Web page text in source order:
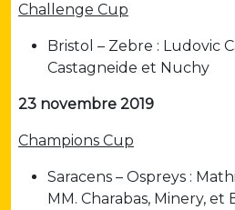
Challenge Cup
Bristol – Zebre : Ludovic
Castagneide et Nuchy
23 novembre 2019
Champions Cup
Saracens – Ospreys :
MM. Charabas, Minery,